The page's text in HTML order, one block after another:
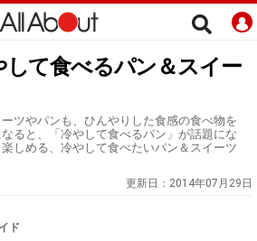
して食べるパン＆スイー
ツやパンも、ひんやりした食感の食べ物を
ると、「冷やして食べるパン」が話題にな
しめる、冷やして食べたいパン＆スイーツ
更新日： 2014年07月29日
ド